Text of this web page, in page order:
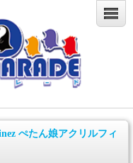
ぺたん娘アクリルフィ